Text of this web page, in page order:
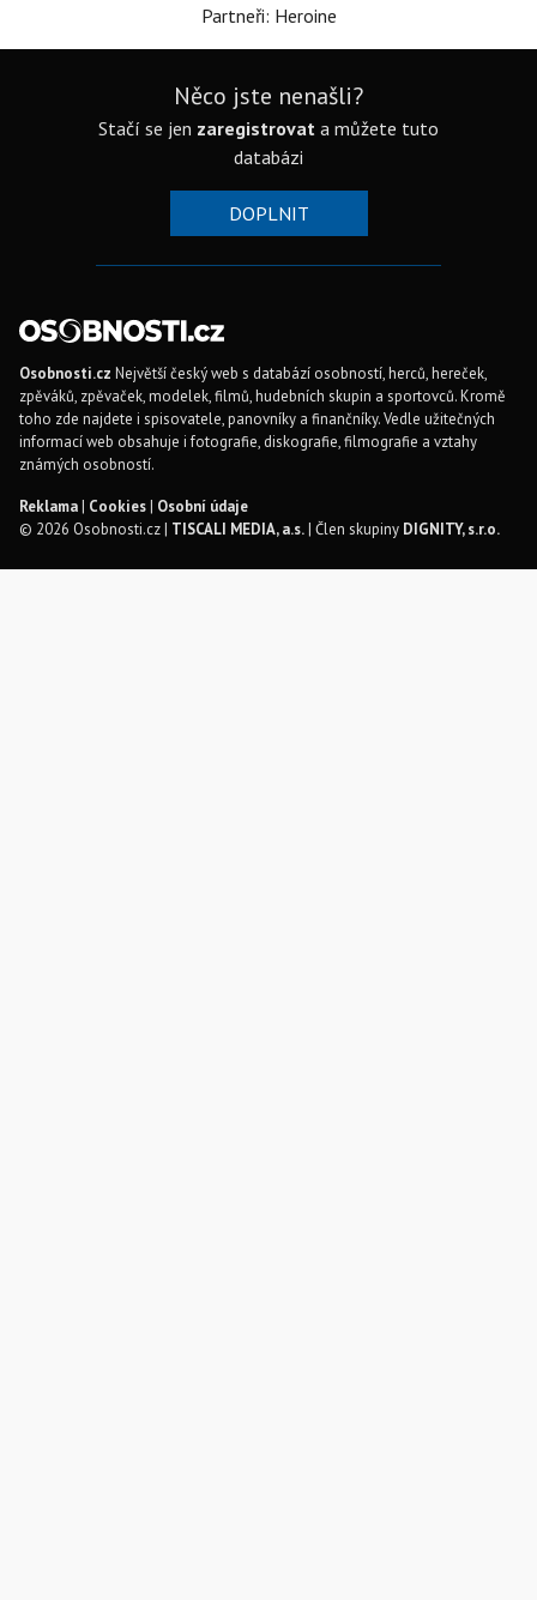
Partneři: Heroine
Něco jste nenašli?
Stačí se jen zaregistrovat a můžete tuto
databázi
DOPLNIT
Osobnosti.cz Největší český web s databází osobností, herců, hereček,
zpěváků, zpěvaček, modelek, filmů, hudebních skupin a sportovců. Kromě
toho zde najdete i spisovatele, panovníky a finančníky. Vedle užitečných
informací web obsahuje i fotografie, diskografie, filmografie a vztahy
známých osobností.
Reklama| Cookies| Osobní údaje
© 2026 Osobnosti.cz | TISCALI MEDIA, a.s.| Člen skupiny DIGNITY, s.r.o.